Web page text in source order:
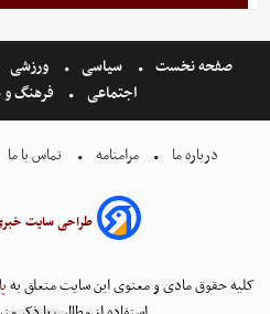
صفحه نخست سیاسی ورزشی
اجتماعی
فرهنگ و
درباره ما مرامنامه تماس با ما
طراحی سایت
کلیه حقوق مادی و معنوی این سایت متعلق به